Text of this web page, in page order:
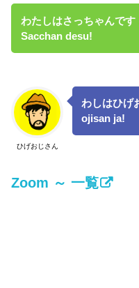
わたしはさっちゃんで
Sacchan desu!
ひげおじさん
わしはひげ
ojisan ja!
Zoom ～ 一覧